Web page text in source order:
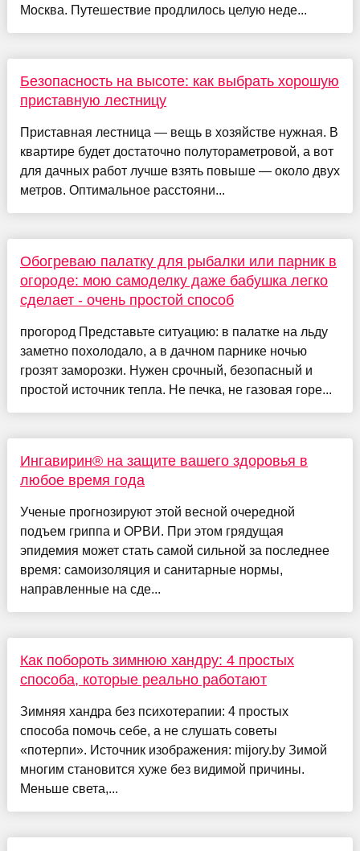
Москва. Путешествие продлилось целую неде...
Безопасность на высоте: как выбрать хорошую
приставную лестницу
Приставная лестница — вещь в хозяйстве нужная. В
квартире будет достаточно полутораметровой, а вот
для дачных работ лучше взять повыше — около двух
метров. Оптимальное расстояни...
Обогреваю палатку для рыбалки или парник в
огороде: мою самоделку даже бабушка легко
сделает - очень простой способ
прогород Представьте ситуацию: в палатке на льду
заметно похолодало, а в дачном парнике ночью
грозят заморозки. Нужен срочный, безопасный и
простой источник тепла. Не печка, не газовая горе...
Ингавирин® на защите вашего здоровья в
любое время года
Ученые прогнозируют этой весной очередной
подъем гриппа и ОРВИ. При этом грядущая
эпидемия может стать самой сильной за последнее
время: самоизоляция и санитарные нормы,
направленные на сде...
Как побороть зимнюю хандру: 4 простых
способа, которые реально работают
Зимняя хандра без психотерапии: 4 простых
способа помочь себе, а не слушать советы
«потерпи». Источник изображения: mijory.by Зимой
многим становится хуже без видимой причины.
Меньше света,...